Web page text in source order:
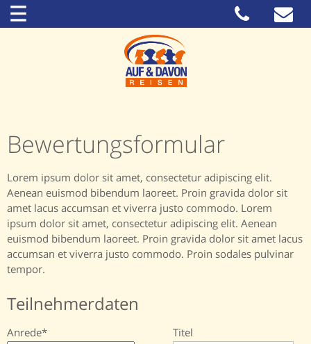
Bewertungsformular
Lorem ipsum dolor sit amet, consectetur adipiscing elit.
Aenean euismod bibendum laoreet. Proin gravida dolor sit
amet lacus accumsan et viverra justo commodo. Lorem
ipsum dolor sit amet, consectetur adipiscing elit. Aenean
euismod bibendum laoreet. Proin gravida dolor sit amet lacus
accumsan et viverra justo commodo. Proin sodales pulvinar
tempor.
Teilnehmerdaten
Anrede Titel